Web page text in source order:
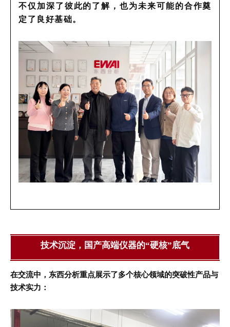
不仅加深了彼此的了解，也为未来可能的合作奠
定了良好基础。
技术沉淀，国产高端仪器的“硬核”底气
在交流中，东西分析重点展示了多个核心领域的突破性产品与
技术实力：